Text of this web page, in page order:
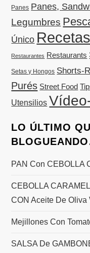
Panes Panes,
Legumbres
Único Recetas
Restaurantes Restaurants
Setas y Hongos Shorts-
Purés Street Food
Utensilios
LO ÚLTIMO
PAN Con CEBOLLA
CEBOLLA
CON Aceite De Oliva
Mejillones Con
SALSA De